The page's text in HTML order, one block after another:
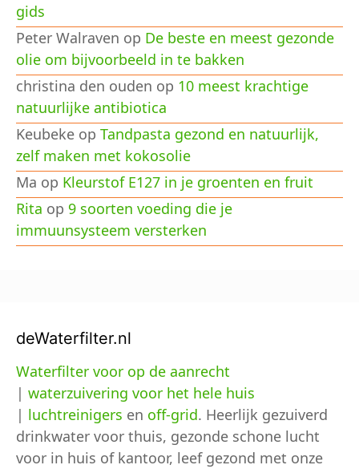
gids
Peter Walraven op De beste en meest gezonde
olie om bijvoorbeeld in te bakken
christina den ouden op 10 meest krachtige
natuurlijke antibiotica
Keubeke op Tandpasta gezond en natuurlijk,
zelf maken met kokosolie
Ma op Kleurstof E127 in je groenten en fruit
Rita op 9 soorten voeding die je
immuunsysteem versterken
deWaterfilter.nl
Waterfilter voor op de aanrecht
| waterzuivering voor het hele huis
| luchtreinigers en off-grid. Heerlijk gezuiverd
drinkwater voor thuis, gezonde schone lucht
voor in huis of kantoor, leef gezond met onze